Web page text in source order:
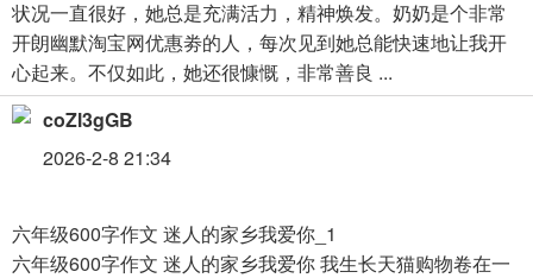
状况一直很好，她总是充满活力，精神焕发。奶奶是个非常
开朗幽默淘宝网优惠劵的人，每次见到她总能快速地让我开
心起来。不仅如此，她还很慷慨，非常善良 ...
coZl3gGB
2026-2-8 21:34
六年级600字作文 迷人的家乡我爱你_1
六年级600字作文 迷人的家乡我爱你 我生长天猫购物卷在一